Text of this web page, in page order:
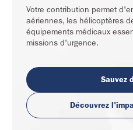
Votre contribution permet
aériennes, les hélicoptères
équipements médicaux
missions d'urgence.
Sauvez
Découvrez